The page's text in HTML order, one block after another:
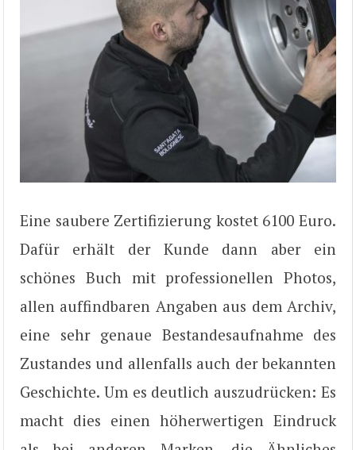
Eine saubere Zertifizierung kostet 6100 Euro.
Dafür erhält der Kunde dann aber ein
schönes Buch mit professionellen Photos,
allen auffindbaren Angaben aus dem Archiv,
eine sehr genaue Bestandesaufnahme des
Zustandes und allenfalls auch der bekannten
Geschichte. Um es deutlich auszudrücken: Es
macht dies einen höherwertigen Eindruck